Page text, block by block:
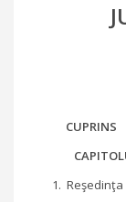
CUPRINS
Reşedinţa